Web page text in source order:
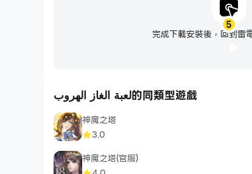
5
完成下載安裝後，回到雷
لعبة الغاز الهروب的同類型遊戲
神魔之塔
3.0
神魔之塔(官服)